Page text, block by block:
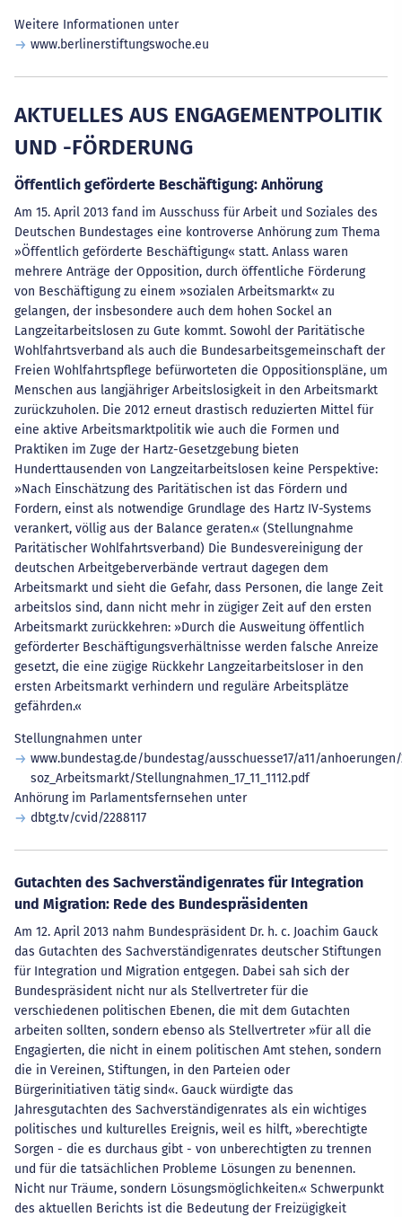
Weitere Informationen unter
www.berlinerstiftungswoche.eu
AKTUELLES AUS ENGAGEMENTPOLITIK
UND -FÖRDERUNG
Öffentlich geförderte Beschäftigung: Anhörung
Am 15. April 2013 fand im Ausschuss für Arbeit und Soziales des
Deutschen Bundestages eine kontroverse Anhörung zum Thema
»Öffentlich geförderte Beschäftigung« statt. Anlass waren
mehrere Anträge der Opposition, durch öffentliche Förderung
von Beschäftigung zu einem »sozialen Arbeitsmarkt« zu
gelangen, der insbesondere auch dem hohen Sockel an
Langzeitarbeitslosen zu Gute kommt. Sowohl der Paritätische
Wohlfahrtsverband als auch die Bundesarbeitsgemeinschaft der
Freien Wohlfahrtspflege befürworteten die Oppositionspläne, um
Menschen aus langjähriger Arbeitslosigkeit in den Arbeitsmarkt
zurückzuholen. Die 2012 erneut drastisch reduzierten Mittel für
eine aktive Arbeitsmarktpolitik wie auch die Formen und
Praktiken im Zuge der Hartz-Gesetzgebung bieten
Hunderttausenden von Langzeitarbeitslosen keine Perspektive:
»Nach Einschätzung des Paritätischen ist das Fördern und
Fordern, einst als notwendige Grundlage des Hartz IV-Systems
verankert, völlig aus der Balance geraten.« (Stellungnahme
Paritätischer Wohlfahrtsverband) Die Bundesvereinigung der
deutschen Arbeitgeberverbände vertraut dagegen dem
Arbeitsmarkt und sieht die Gefahr, dass Personen, die lange Zeit
arbeitslos sind, dann nicht mehr in zügiger Zeit auf den ersten
Arbeitsmarkt zurückkehren: »Durch die Ausweitung öffentlich
geförderter Beschäftigungsverhältnisse werden falsche Anreize
gesetzt, die eine zügige Rückkehr Langzeitarbeitsloser in den
ersten Arbeitsmarkt verhindern und reguläre Arbeitsplätze
gefährden.«
Stellungnahmen unter
www.bundestag.de/bundestag/ausschuesse17/a11/anhoerungen/
soz_Arbeitsmarkt/Stellungnahmen_17_11_1112.pdf
Anhörung im Parlamentsfernsehen unter
dbtg.tv/cvid/2288117
Gutachten des Sachverständigenrates für Integration
und Migration: Rede des Bundespräsidenten
Am 12. April 2013 nahm Bundespräsident Dr. h. c. Joachim Gauck
das Gutachten des Sachverständigenrates deutscher Stiftungen
für Integration und Migration entgegen. Dabei sah sich der
Bundespräsident nicht nur als Stellvertreter für die
verschiedenen politischen Ebenen, die mit dem Gutachten
arbeiten sollten, sondern ebenso als Stellvertreter »für all die
Engagierten, die nicht in einem politischen Amt stehen, sondern
die in Vereinen, Stiftungen, in den Parteien oder
Bürgerinitiativen tätig sind«. Gauck würdigte das
Jahresgutachten des Sachverständigenrates als ein wichtiges
politisches und kulturelles Ereignis, weil es hilft, »berechtigte
Sorgen - die es durchaus gibt - von unberechtigten zu trennen
und für die tatsächlichen Probleme Lösungen zu benennen.
Nicht nur Träume, sondern Lösungsmöglichkeiten.« Schwerpunkt
des aktuellen Berichts ist die Bedeutung der Freizügigkeit